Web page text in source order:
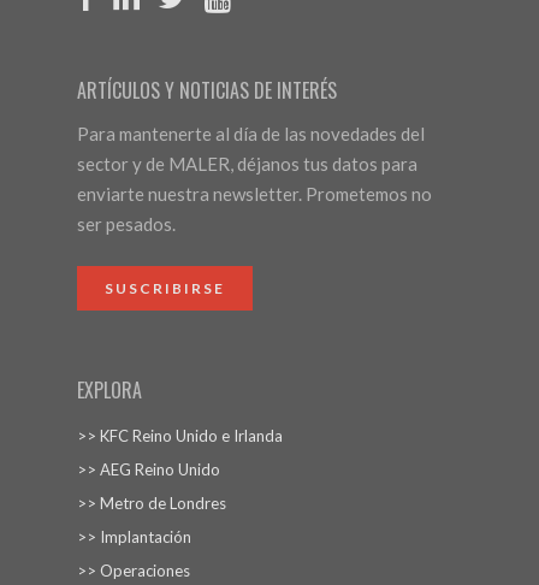
ARTÍCULOS Y NOTICIAS DE INTERÉS
Para mantenerte al día de las novedades del
sector y de MALER, déjanos tus datos para
enviarte nuestra newsletter. Prometemos no
ser pesados.
SUSCRIBIRSE
EXPLORA
>> KFC Reino Unido e Irlanda
>> AEG Reino Unido
>> Metro de Londres
>> Implantación
>> Operaciones